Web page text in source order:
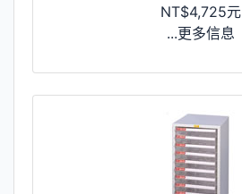
NT$4,725元
...更多信息